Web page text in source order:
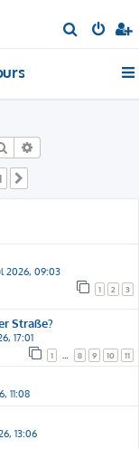
u
Suche
2026, 09:03
1 2 3
Straße?
17:01
1 8 9 10 11
11:08
13:06